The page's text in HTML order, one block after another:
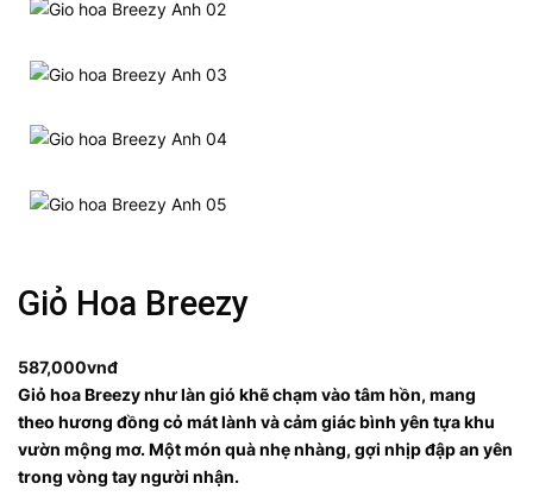
Giỏ Hoa Breezy
587,000vnđ
Giỏ hoa Breezy như làn gió khẽ chạm vào tâm hồn, mang
theo hương đồng cỏ mát lành và cảm giác bình yên tựa khu
vườn mộng mơ. Một món quà nhẹ nhàng, gợi nhịp đập an yên
trong vòng tay người nhận.